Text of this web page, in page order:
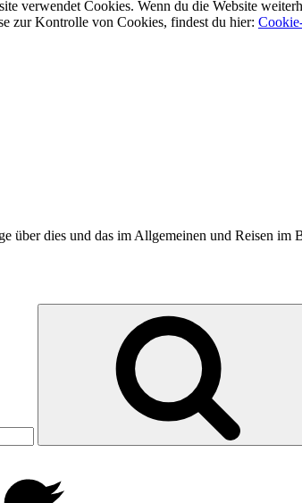
verwendet Cookies. Wenn du die Website
zur Kontrolle von Cookies, findest du hier:
über dies und das im Allgemeinen und Reisen im